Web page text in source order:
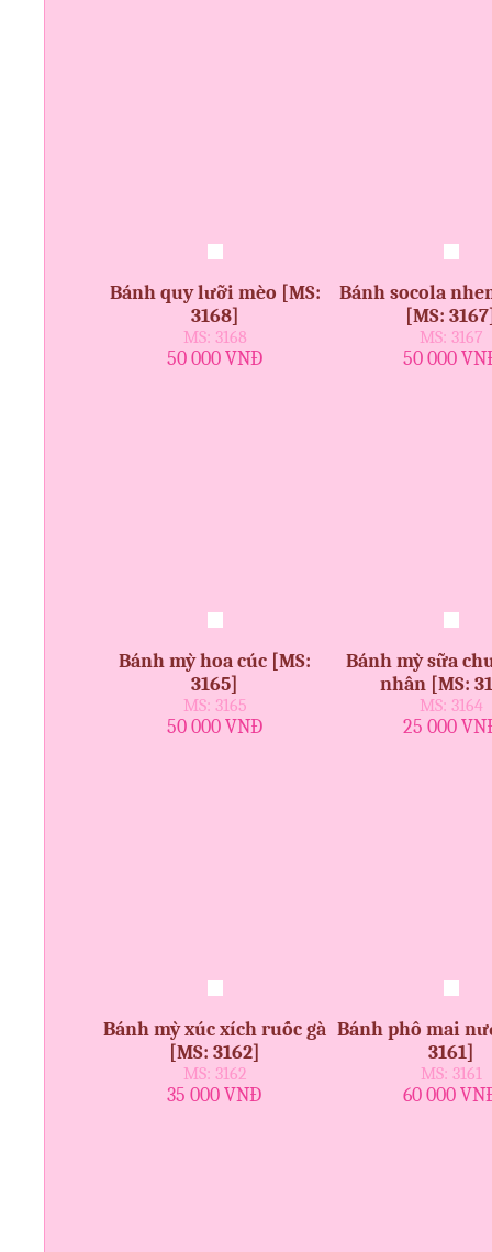
Bánh quy lưỡi mèo [MS:
3168]
MS: 3168
50 000 VNĐ
Bánh socola
[MS:
MS: 3167
50 000
Bánh mỳ hoa cúc [MS:
3165]
MS: 3165
50 000 VNĐ
Bánh mỳ sữa
nhân [MS:
MS: 3164
25 000
Bánh mỳ xúc xích ruốc gà
[MS: 3162]
MS: 3162
35 000 VNĐ
Bánh phô mai
3161]
MS: 3161
60 000